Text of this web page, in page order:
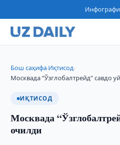
Бош саҳифа›Иқтисод›
Москвада “Ўзглобалтрейд” савдо
ИҚТИСОД
Москвада
очилди